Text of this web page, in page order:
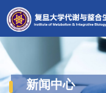
新闻中心